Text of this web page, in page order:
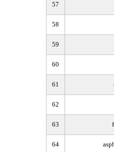
57
58
59
60
61
62
63
64